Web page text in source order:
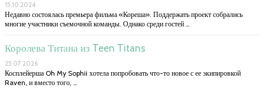
15.10.2024
Недавно состоялась премьера фильма «Кореша». Поддержать проект собрались
многие участники съемочной команды. Однако среди гостей …
Королева Титана из Teen Titans
25.07.2026
Косплейерша Oh My Sophii хотела попробовать что-то новое с ее экипировкой
Raven, и вместо того, …